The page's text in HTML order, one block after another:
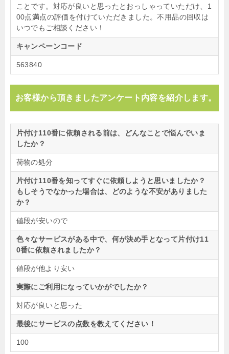
ことです。対応が良いと思ったとおっしゃっていただけ、1
00点満点の評価を付けていただきました。不用品の回収は
いつでもご相談ください！
キャンペーンコード
563840
お客様から頂きましたアンケート内容を紹介します。
片付け110番に依頼される前は、どんなことで悩んでいま
したか？
荷物の処分
片付け110番を知ってすぐに依頼しようと思いましたか？
もしそうでなかった場合は、どのような不安がありました
か？
値段が安いので
色々なサービスがある中で、何が決め手となって片付け11
0番に依頼されましたか？
値段が他より安い
実際にご利用になっていかがでしたか？
対応が良いと思った
最後にサービスの点数を教えてください！
100